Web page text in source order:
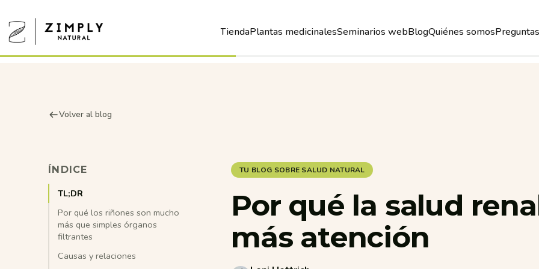
Zimply Natural Tienda
Tienda
Plantas medicinalesSeminarios webBlogQuiénes somos
Volver al blog
ÍNDICE
TL;DR
Por qué los riñones son mucho
más que simples órganos
filtrantes
Causas y relaciones
TU BLOG SOBRE SALUD NATURAL
Por qué la salud
más atención